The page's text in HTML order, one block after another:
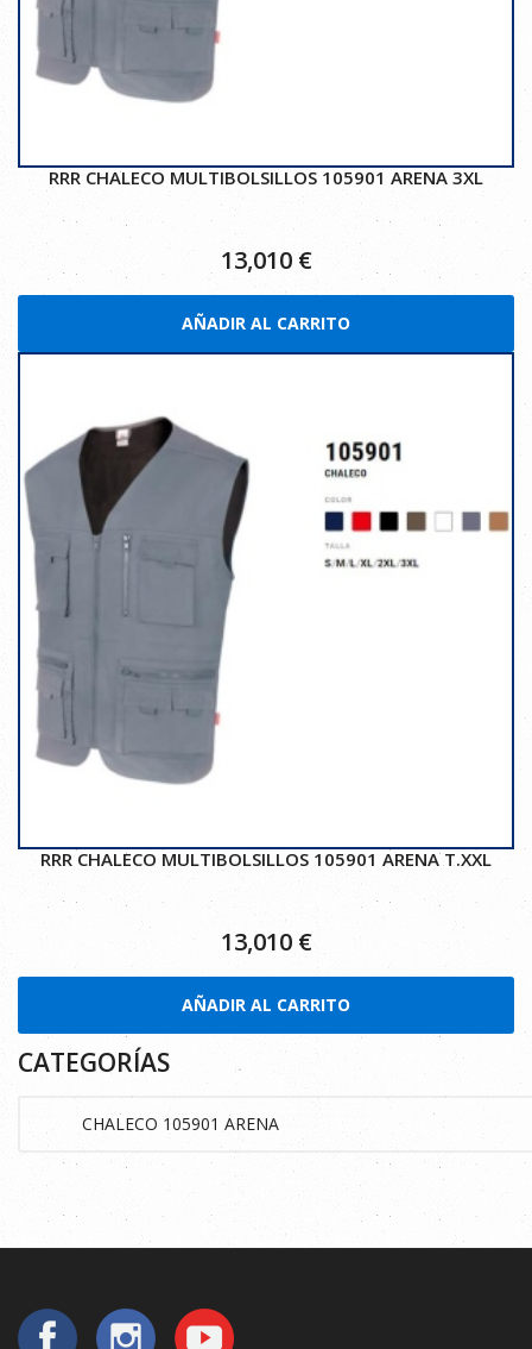
RRR CHALECO MULTIBOLSILLOS 105901 ARENA 3XL
13,010€
AÑADIR AL CARRITO
RRR CHALECO MULTIBOLSILLOS 105901 ARENA T.XXL
13,010 €
AÑADIR AL CARRITO
CATEGORÍAS